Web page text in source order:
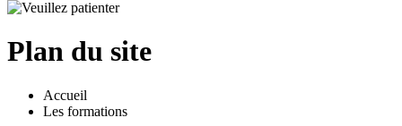
Plan du site
Accueil
Les formations